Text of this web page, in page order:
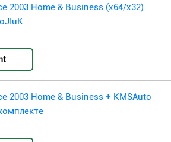
2003 Home & Business (x64/x32)
2003 Home & Business + KMSAuto